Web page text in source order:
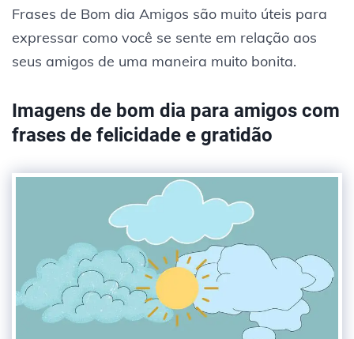
Frases de Bom dia Amigos são muito úteis para
expressar como você se sente em relação aos
seus amigos de uma maneira muito bonita.
Imagens de bom dia para amigos com
frases de felicidade e gratidão